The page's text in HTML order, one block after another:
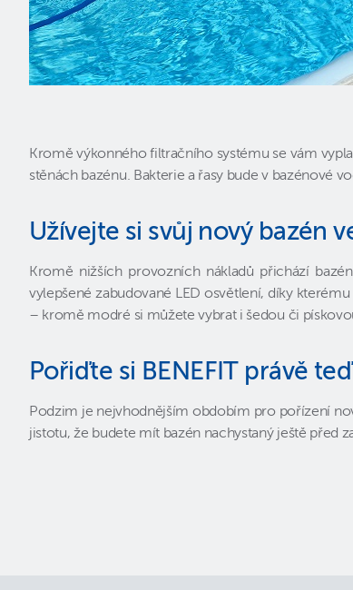
Kromě výkonného filtračního systému se vám
stěnách bazénu. Bakterie a řasy bude v bazénové
Užívejte si svůj nový bazén
Kromě nižších provozních nákladů přichází
vylepšené zabudované LED osvětlení, díky
– kromě modré si můžete vybrat i šedou či
Pořiďte si BENEFIT právě teď
Podzim je nejvhodnějším obdobím pro pořízení
jistotu, že budete mít bazén nachystaný ještě před